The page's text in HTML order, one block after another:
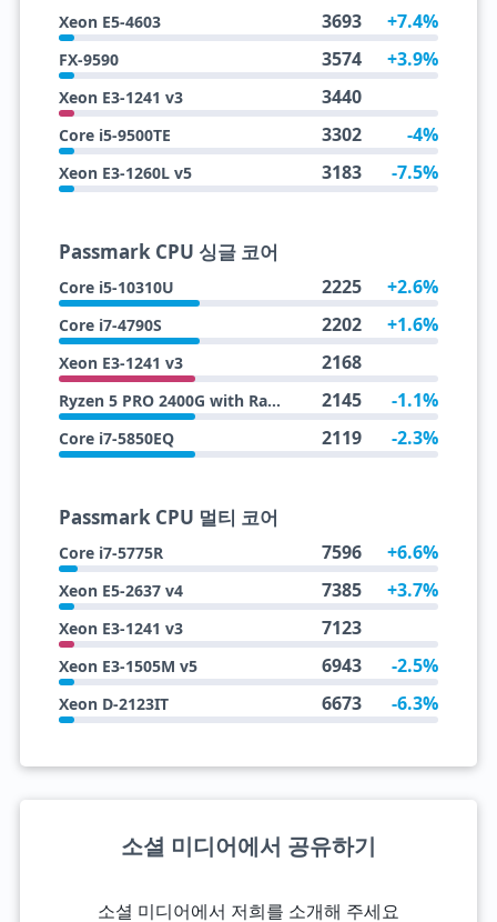
Xeon E5-4603 3693 +7.4%
FX-9590 3574 +3.9%
Xeon E3-1241 v3 3440
Core i5-9500TE 3302 -4%
Xeon E3-1260L v5 3183 -7.5%
Passmark CPU 싱글 코어
Core i5-10310U 2225 +2.6%
Core i7-4790S 2202 +1.6%
Xeon E3-1241 v3 2168
Ryzen 5 PRO 2400G with Radeon Vega 11 Graphics 2145 -1.1%
Core i7-5850EQ 2119 -2.3%
Passmark CPU 멀티 코어
Core i7-5775R 7596 +6.6%
Xeon E5-2637 v4 7385 +3.7%
Xeon E3-1241 v3 7123
Xeon E3-1505M v5 6943 -2.5%
Xeon D-2123IT 6673 -6.3%
소셜 미디어에서 공유하기
소셜 미디어에서 저희를 소개해 주세요